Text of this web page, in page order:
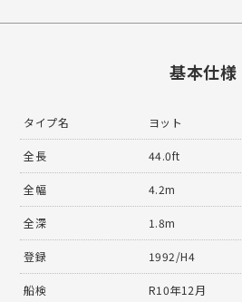
基本仕様
タイプ名 ヨット
全長 44.0ft
全幅 4.2m
全深 1.8m
登録 1992/H4
船検 R10年12月